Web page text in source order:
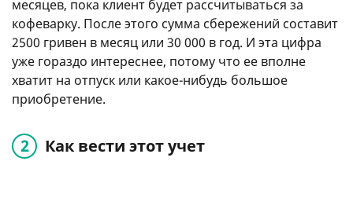
месяцев, пока клиент будет рассчитываться за
кофеварку. После этого сумма сбережений составит
2500 гривен в месяц или 30 000 в год. И эта цифра
уже гораздо интереснее, потому что ее вполне
хватит на отпуск или какое-нибудь большое
приобретение.
Как вести этот учет